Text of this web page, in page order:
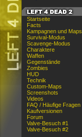
Startseite
Facts
Kampagnen und Maps
Survival-Modus
Scavenge-Modus
Charaktere
Waffen
Gegenstände
Zombies
HUD
Technik
Custom-Maps
Screenshots
Videos
FAQ / Häufige Fragen
Kaufversionen
Forum
Valve-Besuch #1
Valve-Besuch #2